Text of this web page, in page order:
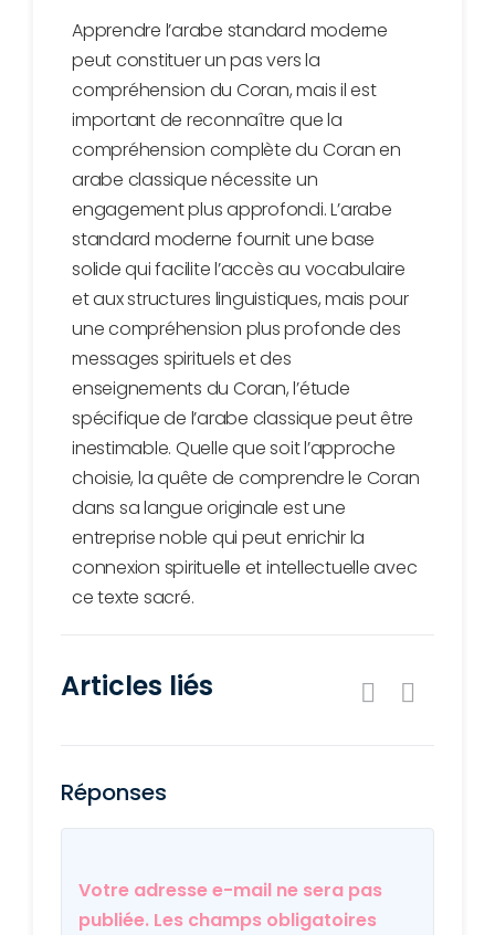
Apprendre l’arabe standard moderne
peut constituer un pas vers la
compréhension du Coran, mais il est
important de reconnaître que la
compréhension complète du Coran en
arabe classique nécessite un
engagement plus approfondi. L’arabe
standard moderne fournit une base
solide qui facilite l’accès au vocabulaire
et aux structures linguistiques, mais pour
une compréhension plus profonde des
messages spirituels et des
enseignements du Coran, l’étude
spécifique de l’arabe classique peut être
inestimable. Quelle que soit l’approche
choisie, la quête de comprendre le Coran
dans sa langue originale est une
entreprise noble qui peut enrichir la
connexion spirituelle et intellectuelle avec
ce texte sacré.
Articles liés
Réponses
Votre adresse e-mail ne sera pas
publiée. Les champs obligatoires